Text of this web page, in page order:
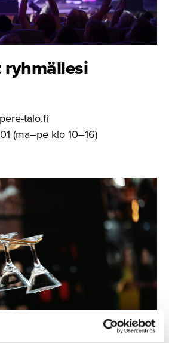
talo.fi
(ma–pe klo 10–16)